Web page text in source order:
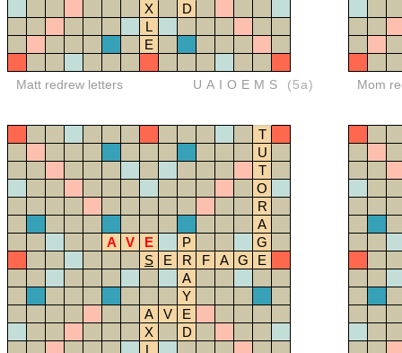
X
D
L
E
Matt redrew letters UAIOEMS (5a) Mom
T
U
T
O
R
A
A
V E P
G
S
E R F A G
E
A
Y
A
V
E
X
D
L